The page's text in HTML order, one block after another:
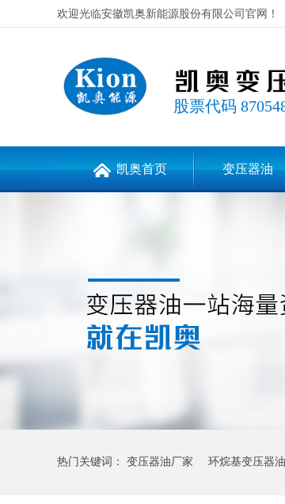
欢迎光临安徽凯奥新能源股份有限公司官网！
股票代码
凯奥首页 变压器油
热门关键词： 变压器油厂家 环烷基变压器油